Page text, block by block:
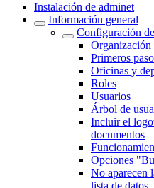
Instalación de adminet
Información general
Configuración
Organización
Primeros
Oficinas y
Roles
Usuarios
Árbol de
Incluir el
documentos
Opciones
No aparecen
lista de datos